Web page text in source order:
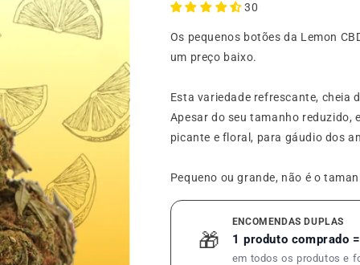
30
Os pequenos botões da Lemon
um preço baixo.
Esta variedade refrescante, cheia
Apesar do seu tamanho reduzido,
picante e floral, para gáudio dos
Pequeno ou grande, não é o
🎁
ENCOMENDAS DUPLAS
1 produto comprado
em todos os produtos e